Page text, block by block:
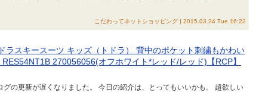
こだわってネットショッピング | 2015.03.24 Tue 16:22
ラスキースーツ キッズ（トドラ） 背中のポケット刺繍もかわい
270056056(オフホワイト*レッド/レッド)【RCP】
グの更新が遅くなりました。 今日の紹介は、とってもいいかも。 超欲しい